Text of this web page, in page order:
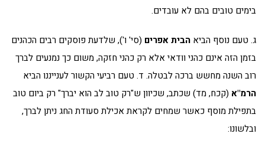
בימים טובים בהם לא עובדים.
ג. טעם נוסף הביא הביתאפרים (סי' ו'), שלדעת פוסקים רבים הכהנים
בזמן הזה אינם כהני וודאי אלא רק כהני חזקה, משום כך נמנעים לברך
רוב השנה מחשש ברכה לבטלה. ד. טעם רביעי הקשור לענייננו הביא
הרמ"א (קכח, מד) שכתב, שכיוון ש"רק טוב לב הוא יברך" רק ביום טוב
בתפילת מוסף כאשר שמחים לקראת אכילת סעודת החג ניתן לברך,
ובלשונו: